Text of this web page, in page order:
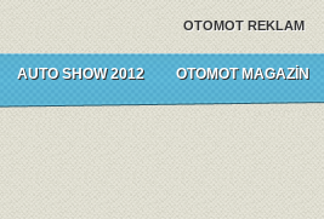
OTOMOT REKLAM
AUTO SHOW 2012 OTOMOT MAGAZIN